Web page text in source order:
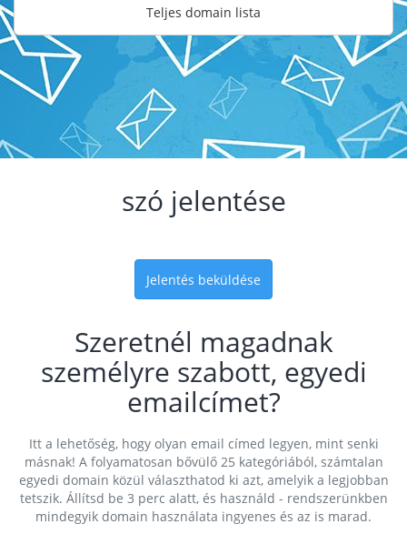
Teljes domain lista
szó jelentése
Jelentés beküldése
Szeretnél magadnak
személyre szabott, egyedi
emailcímet?
Itt a lehetőség, hogy olyan email címed legyen, mint senki
másnak! A folyamatosan bővülő 25 kategóriából, számtalan
egyedi domain közül választhatod ki azt, amelyik a legjobban
tetszik. Állítsd be 3 perc alatt, és használd - rendszerünkben
mindegyik domain használata ingyenes és az is marad.